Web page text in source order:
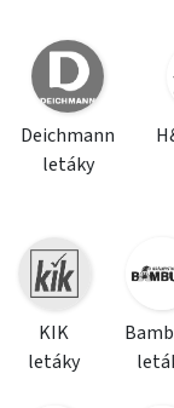
Deichmann
letáky
KIK
letáky